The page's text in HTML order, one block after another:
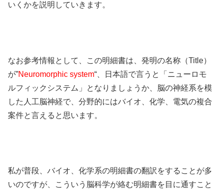
いくかを説明していきます。
なお参考情報として、この明細書は、発明の名称（Title）
が”Neuromorphic system“、日本語で言うと「ニューロモ
ルフィックシステム」となりましょうか、脳の神経系を模
した人工脳神経で、分野的にはバイオ、化学、電気の複合
案件と言えると思います。
私が普段、バイオ、化学系の明細書の翻訳をすることが多
いのですが、こういう脳科学が絡む明細書を目に通すこと